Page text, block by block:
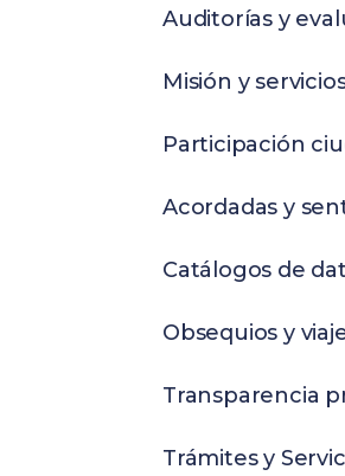
Auditorías y
Misión y
Participación
Acordadas y
Catálogos de
Obsequios y
Transparencia
Trámites y